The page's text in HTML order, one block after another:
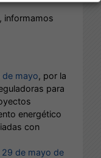
, informamos
mayo, por la
para
energético
con
29 de mayo de